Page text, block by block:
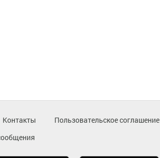
Контакты Пользовательское соглашение